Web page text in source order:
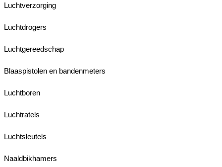
Luchtverzorging
Luchtdrogers
Luchtgereedschap
Blaaspistolen en bandenmeters
Luchtboren
Luchtratels
Luchtsleutels
Naaldbikhamers